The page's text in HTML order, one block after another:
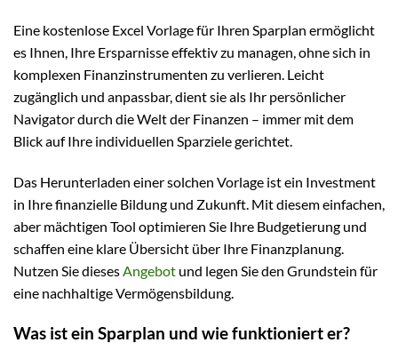
Eine kostenlose Excel Vorlage für Ihren Sparplan ermöglicht
es Ihnen, Ihre Ersparnisse effektiv zu managen, ohne sich in
komplexen Finanzinstrumenten zu verlieren. Leicht
zugänglich und anpassbar, dient sie als Ihr persönlicher
Navigator durch die Welt der Finanzen – immer mit dem
Blick auf Ihre individuellen Sparziele gerichtet.
Das Herunterladen einer solchen Vorlage ist ein Investment
in Ihre finanzielle Bildung und Zukunft. Mit diesem einfachen,
aber mächtigen Tool optimieren Sie Ihre Budgetierung und
schaffen eine klare Übersicht über Ihre Finanzplanung.
Nutzen Sie dieses Angebot und legen Sie den Grundstein für
eine nachhaltige Vermögensbildung.
Was ist ein Sparplan und wie funktioniert er?